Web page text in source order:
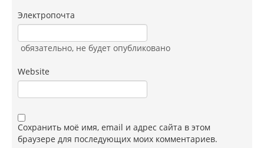
Электропочта
обязательно, не будет опубликовано
Website
Сохранить моё имя, email и адрес сайта в этом
браузере для последующих моих комментариев.